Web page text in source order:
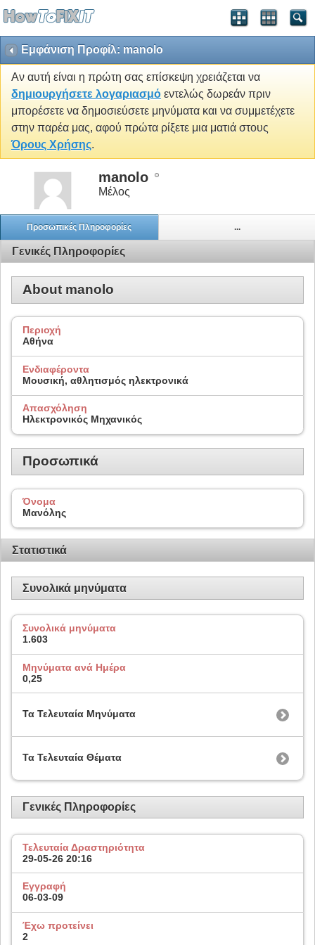
Εμφάνιση Προφίλ: manolo
Αν αυτή είναι η πρώτη σας επίσκεψη χρειάζεται να
δημιουργήσετε λογαριασμό εντελώς δωρεάν πριν
μπορέσετε να δημοσιεύσετε μηνύματα και να συμμετέχετε
στην παρέα μας, αφού πρώτα ρίξετε μια ματιά στους
Όρους Χρήσης.
manolo
Μέλος
Προσωπικές Πληροφορίες ...
Γενικές Πληροφορίες
About manolo
Περιοχή
Αθήνα
Ενδιαφέροντα
Μουσική, αθλητισμός ηλεκτρονικά
Απασχόληση
Ηλεκτρονικός Μηχανικός
Προσωπικά
Όνομα
Μανόλης
Στατιστικά
Συνολικά μηνύματα
Συνολικά μηνύματα
1.603
Μηνύματα ανά Ημέρα
0,25
Τα Τελευταία Μηνύματα
Τα Τελευταία Θέματα
Γενικές Πληροφορίες
Τελευταία Δραστηριότητα
29-05-26 20:16
Εγγραφή
06-03-09
Έχω προτείνει
2